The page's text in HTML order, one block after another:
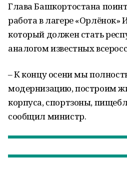
Глава Башкортостана
работа в лагере «Орлёнок»
который должен стать
аналогом известных
– К концу осени мы
модернизацию, построим
корпуса, спортзоны,
сообщил министр.